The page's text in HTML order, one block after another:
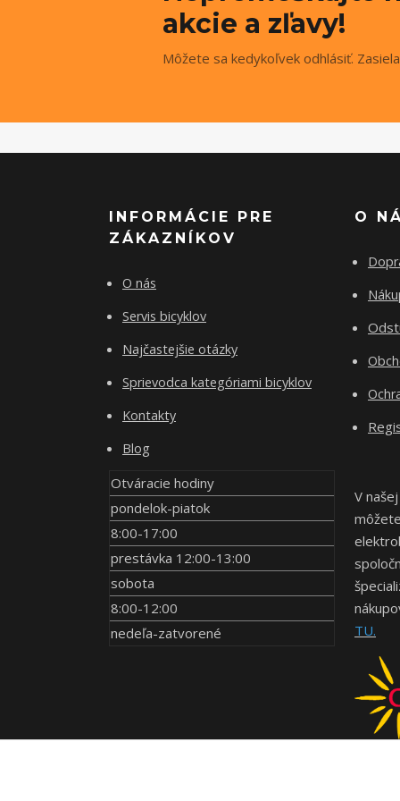
akcie a zľavy!
Môžete sa kedykoľvek odhlásiť.
INFORMÁCIE PRE
ZÁKAZNÍKOV
O nás
Servis bicyklov
Najčastejšie otázky
Sprievodca kategóriami bicyklov
Kontakty
Blog
Otváracie hodiny
pondelok-piatok
8:00-17:00
prestávka 12:00-13:00
sobota
8:00-12:00
nedeľa-zatvorené
O
V
TU.